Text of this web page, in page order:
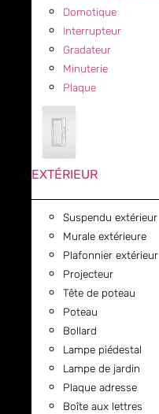
Domotique
Interrupteur
Gradateur
Minuterie
Plaque
EXTÉRIEUR
Suspendu extérieur
Murale extérieure
Plafonnier extérieur
Projecteur
Tête de poteau
Poteau
Bollard
Lampe piédestal
Lampe de jardin
Plaque adresse
Boîte aux lettres